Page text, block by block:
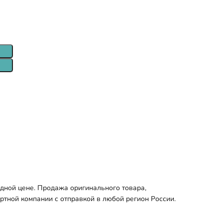
цене. Продажа оригинального товара,
компании с отправкой в любой регион России.